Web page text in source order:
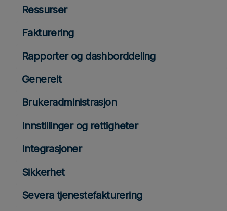
Ressurser
Fakturering
Rapporter og dashborddeling
Generelt
Brukeradministrasjon
Innstillinger og rettigheter
Integrasjoner
Sikkerhet
Severa tjenestefakturering